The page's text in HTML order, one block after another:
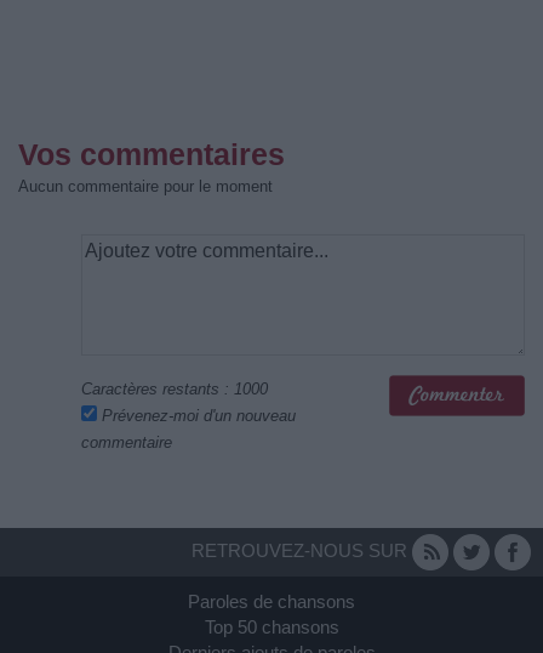
Vos commentaires
Aucun commentaire pour le moment
Caractères restants : 1000
Prévenez-moi d'un nouveau
commentaire
RETROUVEZ-NOUS SUR
Paroles de chansons
Top 50 chansons